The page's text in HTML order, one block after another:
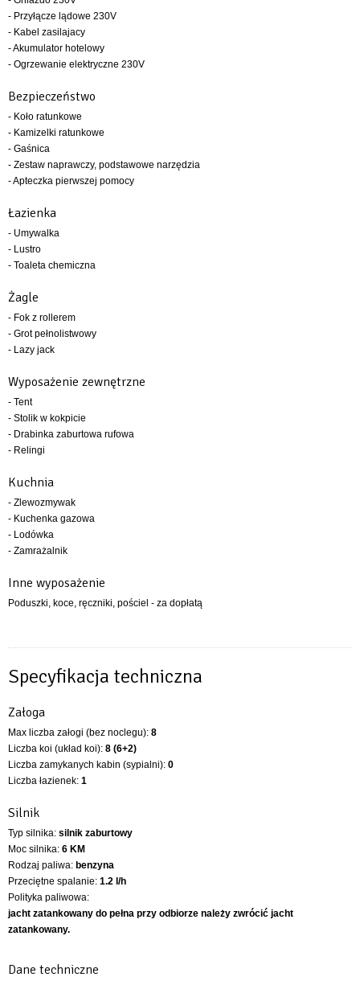
- Przyłącze lądowe 230V
- Kabel zasilajacy
- Akumulator hotelowy
- Ogrzewanie elektryczne 230V
Bezpieczeństwo
- Koło ratunkowe
- Kamizelki ratunkowe
- Gaśnica
- Zestaw naprawczy, podstawowe narzędzia
- Apteczka pierwszej pomocy
Łazienka
- Umywalka
- Lustro
- Toaleta chemiczna
Żagle
- Fok z rollerem
- Grot pełnolistwowy
- Lazy jack
Wyposażenie zewnętrzne
- Tent
- Stolik w kokpicie
- Drabinka zaburtowa rufowa
- Relingi
Kuchnia
- Zlewozmywak
- Kuchenka gazowa
- Lodówka
- Zamrażalnik
Inne wyposażenie
Poduszki, koce, ręczniki, pościel - za dopłatą
Specyfikacja techniczna
Załoga
Max liczba załogi (bez noclegu): 8
Liczba koi (układ koi): 8 (6+2)
Liczba zamykanych kabin (sypialni): 0
Liczba łazienek: 1
Silnik
Typ silnika: silnik zaburtowy
Moc silnika: 6 KM
Rodzaj paliwa: benzyna
Przeciętne spalanie: 1.2 l/h
Polityka paliwowa:
jacht zatankowany do pełna przy odbiorze należy zwrócić jacht
zatankowany.
Dane techniczne